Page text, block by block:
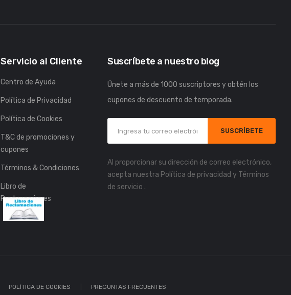
Servicio al Cliente
Centro de Ayuda
Política de Privacidad
Política de Cookies
T&C de promociones y
cupones
Términos & Condiciones
Libro de
Reclamaciones
Suscríbete a nuestro blog
Únete a más de 1000 suscriptores y obtén los
cupones de descuento de temporada.
SUSCRÍBETE
Al proporcionar su dirección de correo electrónico,
acepta nuestra Política de privacidad y Términos
de servicio .
POLÍTICA DE COOKIES PREGUNTAS FRECUENTES